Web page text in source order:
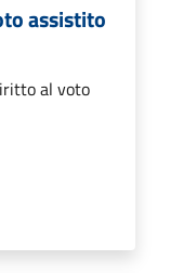
assistito
al voto